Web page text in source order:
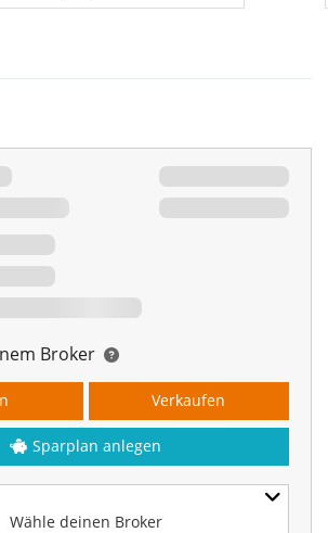
Broker
Wähle deinen Broker
Verkaufen
Sparplan anlegen